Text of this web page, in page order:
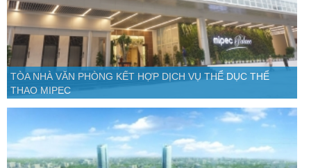
TÒA NHÀ VĂN PHÒNG KẾT HỢP DỊCH VỤ THỂ DỤC THỂ
THAO MIPEC